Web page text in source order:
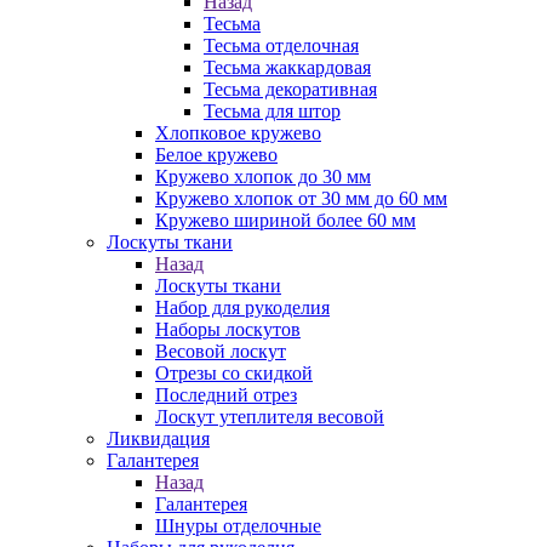
Тесьма
Тесьма отделочная
Тесьма жаккардовая
Тесьма декоративная
Тесьма для штор
Хлопковое кружево
Белое кружево
Кружево хлопок до 30 мм
Кружево хлопок от 30 мм до 60 мм
Кружево шириной более 60 мм
Лоскуты ткани
Назад
Лоскуты ткани
Набор для рукоделия
Наборы лоскутов
Весовой лоскут
Отрезы со скидкой
Последний отрез
Лоскут утеплителя весовой
Ликвидация
Галантерея
Назад
Галантерея
Шнуры отделочные